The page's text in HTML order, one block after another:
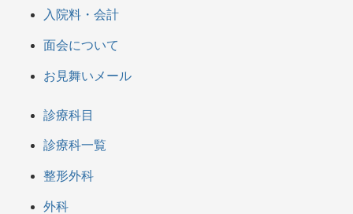
入院料・会計
面会について
お見舞いメール
診療科目
診療科一覧
整形外科
外科